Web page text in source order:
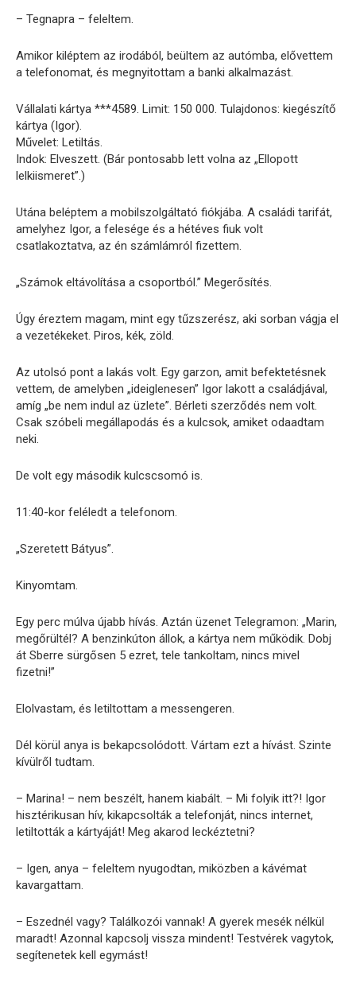
– Tegnapra – feleltem.
Amikor kiléptem az irodából, beültem az autómba, elővettem
a telefonomat, és megnyitottam a banki alkalmazást.
Vállalati kártya ***4589. Limit: 150 000. Tulajdonos: kiegészítő
kártya (Igor).
Művelet: Letiltás.
Indok: Elveszett. (Bár pontosabb lett volna az „Ellopott
lelkiismeret”.)
Utána beléptem a mobilszolgáltató fiókjába. A családi tarifát,
amelyhez Igor, a felesége és a hétéves fiuk volt
csatlakoztatva, az én számlámról fizettem.
„Számok eltávolítása a csoportból.” Megerősítés.
Úgy éreztem magam, mint egy tűzszerész, aki sorban vágja el
a vezetékeket. Piros, kék, zöld.
Az utolsó pont a lakás volt. Egy garzon, amit befektetésnek
vettem, de amelyben „ideiglenesen” Igor lakott a családjával,
amíg „be nem indul az üzlete”. Bérleti szerződés nem volt.
Csak szóbeli megállapodás és a kulcsok, amiket odaadtam
neki.
De volt egy második kulcscsomó is.
11:40-kor feléledt a telefonom.
„Szeretett Bátyus”.
Kinyomtam.
Egy perc múlva újabb hívás. Aztán üzenet Telegramon: „Marin,
megőrültél? A benzinkúton állok, a kártya nem működik. Dobj
át Sberre sürgősen 5 ezret, tele tankoltam, nincs mivel
fizetni!”
Elolvastam, és letiltottam a messengeren.
Dél körül anya is bekapcsolódott. Vártam ezt a hívást. Szinte
kívülről tudtam.
– Marina! – nem beszélt, hanem kiabált. – Mi folyik itt?! Igor
hisztérikusan hív, kikapcsolták a telefonját, nincs internet,
letiltották a kártyáját! Meg akarod leckéztetni?
– Igen, anya – feleltem nyugodtan, miközben a kávémat
kavargattam.
– Eszednél vagy? Találkozói vannak! A gyerek mesék nélkül
maradt! Azonnal kapcsolj vissza mindent! Testvérek vagytok,
segítenetek kell egymást!